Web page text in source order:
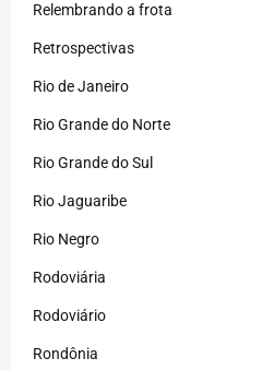
Relembrando a frota
Retrospectivas
Rio de Janeiro
Rio Grande do Norte
Rio Grande do Sul
Rio Jaguaribe
Rio Negro
Rodoviária
Rodoviário
Rondônia